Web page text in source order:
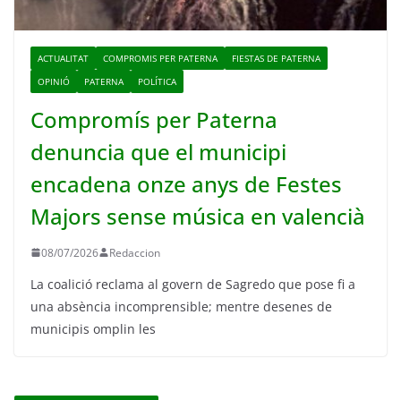
ACTUALITAT COMPROMIS PER PATERNA
FIESTAS DE PATERNA
OPINIÓ
PATERNA POLÍTICA
Compromís per Paterna
denuncia que el municipi
encadena onze anys de Festes
Majors sense música en valencià
08/07/2026 Redaccion
La coalició reclama al govern de Sagredo que pose fi a
una absència incomprensible; mentre desenes de
municipis omplin les